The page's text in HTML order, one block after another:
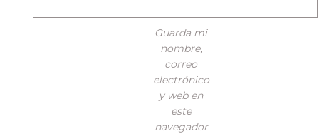
Guarda mi
nombre,
correo
electrónico
y web en
este
navegador